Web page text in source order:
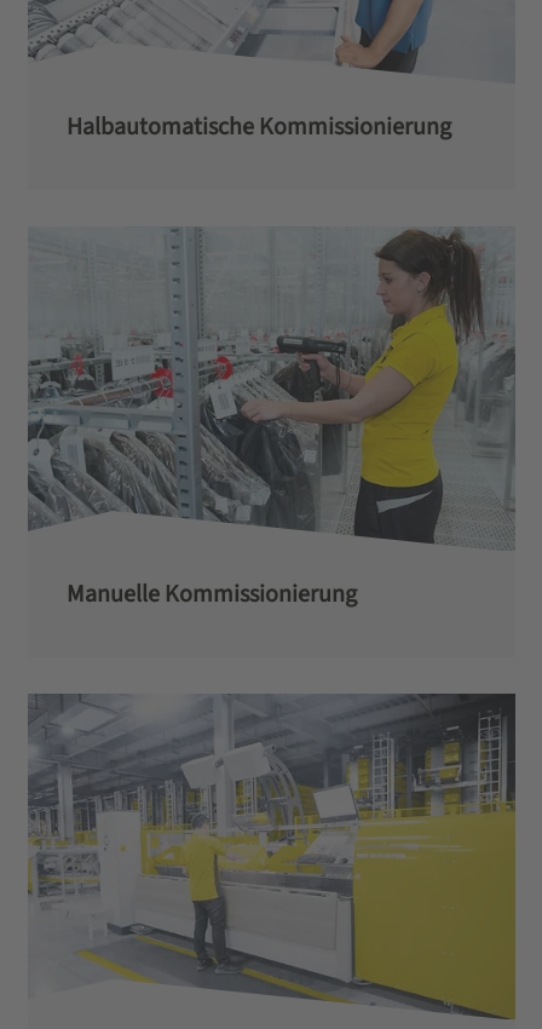
Halbautomatische Kommissionierung
Manuelle Kommissionierung